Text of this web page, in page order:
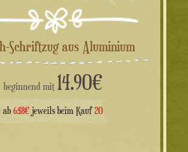
Schriftzug aus Aluminium
beginnend mit 14.90€
ab 6.48€ jeweils beim Kauf20